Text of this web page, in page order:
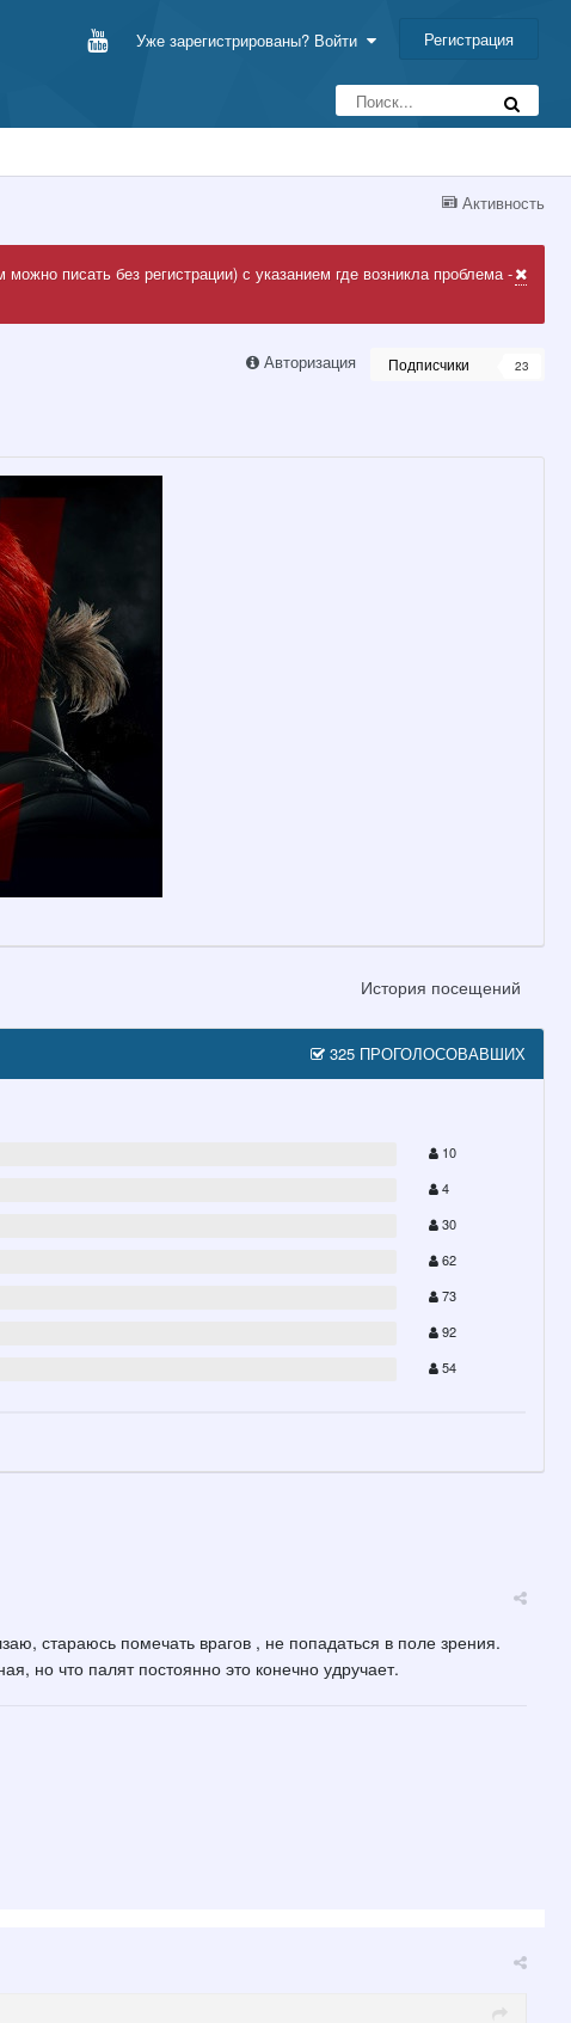
Уже зарегистрированы? Войти Регистрация
Активность
можно писать без регистрации) с указанием где возникла проблема -
Авторизация Подписчики 23
История посещений
325 ПРОГОЛОСОВАВШИХ
10
4
30
62
73
92
54
стараюсь помечать врагов , не попадаться в поле зрения.
но что палят постоянно это конечно удручает.